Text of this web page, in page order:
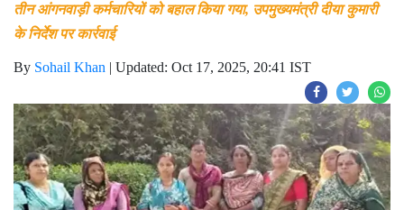
तीन आंगनवाड़ी कर्मचारियों को बहाल किया गया, उपमुख्यमंत्री दीया कुमारी
के निर्देश पर कार्रवाई
By Sohail Khan | Updated: Oct 17, 2025, 20:41 IST